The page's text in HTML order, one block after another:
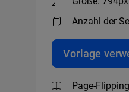
Anzahl der
Vorlage
Page-